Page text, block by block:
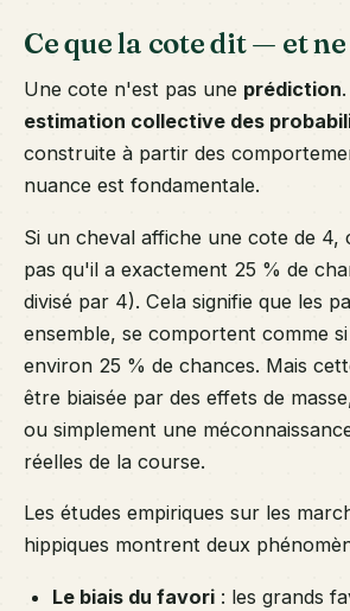
Ce que la cote dit — et
Une cote n'est pas une prédiction
estimation collective des
construite à partir des
nuance est fondamentale.
Si un cheval affiche une cote de 4,
pas qu'il a exactement 25 % de
divisé par 4). Cela signifie que les
ensemble, se comportent comme
environ 25 % de chances. Mais
être biaisée par des effets de
ou simplement une
réelles de la course.
Les études empiriques sur les
hippiques montrent deux
Le biais du favori : les grands